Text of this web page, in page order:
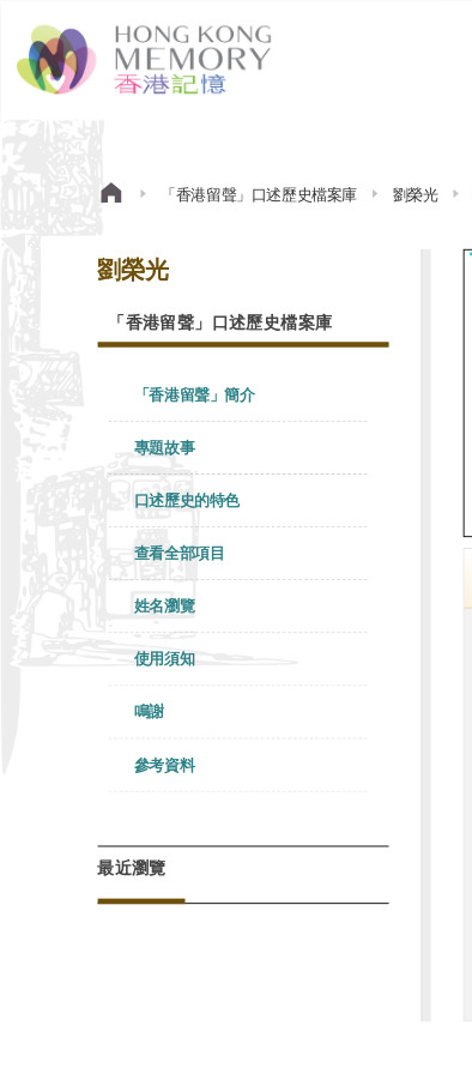
「香港留聲」口述歷史檔案庫 劉榮光
劉榮光
「香港留聲」口述歷史檔案庫
「香港留聲」簡介
專題故事
口述歷史的特色
查看全部項目
姓名瀏覽
使用須知
鳴謝
參考資料
最近瀏覽